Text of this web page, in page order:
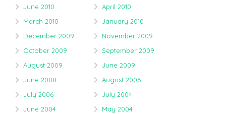
June 2010
April 2010
March 2010
January 2010
December 2009
November 2009
October 2009
September 2009
August 2009
June 2009
June 2008
August 2006
July 2006
July 2004
June 2004
May 2004